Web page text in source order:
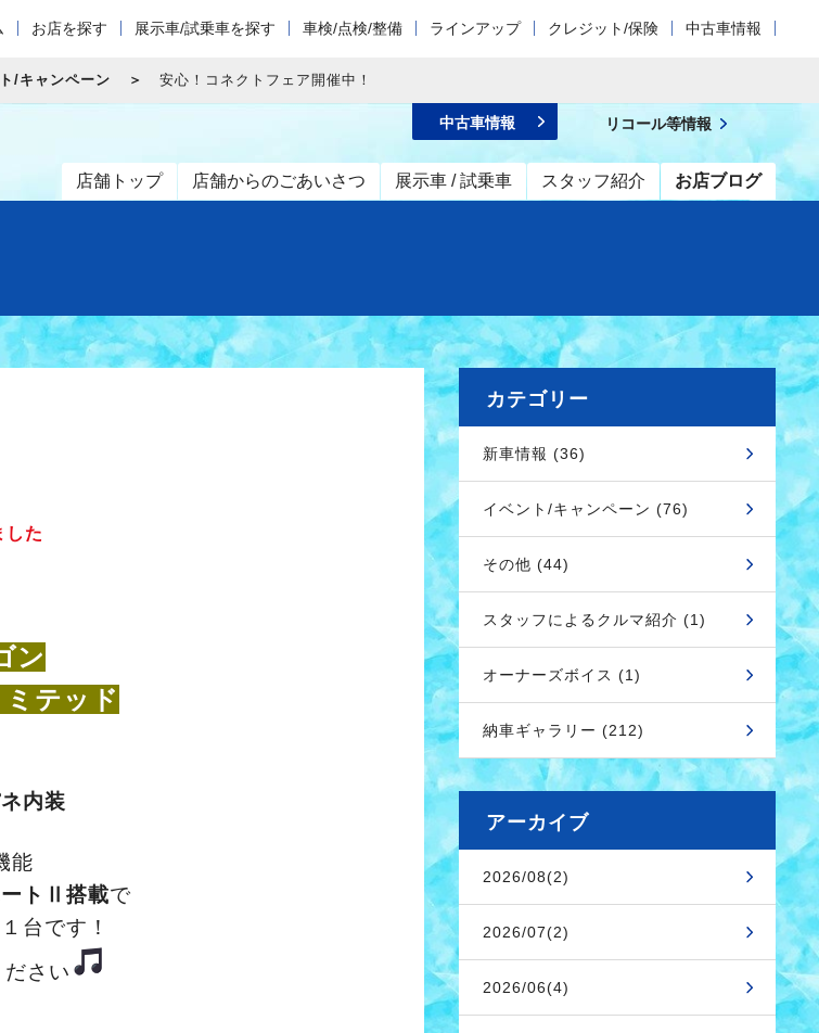
お店を探す 展示車/試乗車を探す 車検/点検/整備 ラインアップ クレジット/保険 中古車情報
/キャンペーン 安心！コネクトフェア開催中！
店舗トップ 店舗からのごあいさつ 展示車 / 試乗車 スタッフ紹介 お店ブログ
中古車情報 リコール等情報
した
ン
テッド
内装
能
ートⅡ搭載で
台です！
さい
カテゴリー
新車情報 (36)
イベント/キャンペーン (76)
その他 (44)
スタッフによるクルマ紹介 (1)
オーナーズボイス (1)
納車ギャラリー (212)
アーカイブ
2026/08(2)
2026/07(2)
2026/06(4)